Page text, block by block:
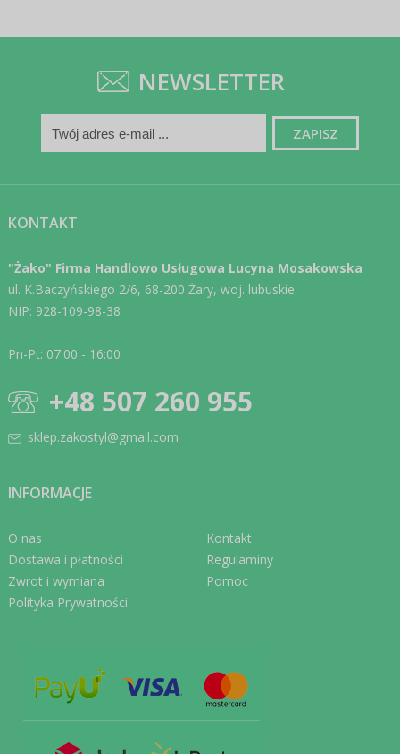
NEWSLETTER
KONTAKT
"Żako" Firma Handlowo Usługowa Lucyna Mosakowska
ul. K.Baczyńskiego 2/6, 68-200 Żary, woj. lubuskie
NIP: 928-109-98-38
Pn-Pt: 07:00 - 16:00
+48 507 260 955
sklep.zakostyl@gmail.com
INFORMACJE
O nas
Dostawa i płatności
Zwrot i wymiana
Polityka Prywatności
Kontakt
Regulaminy
Pomoc